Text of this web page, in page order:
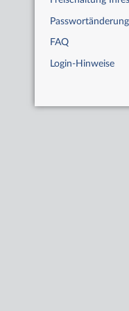
Passwortänderung
FAQ
Login-Hinweise